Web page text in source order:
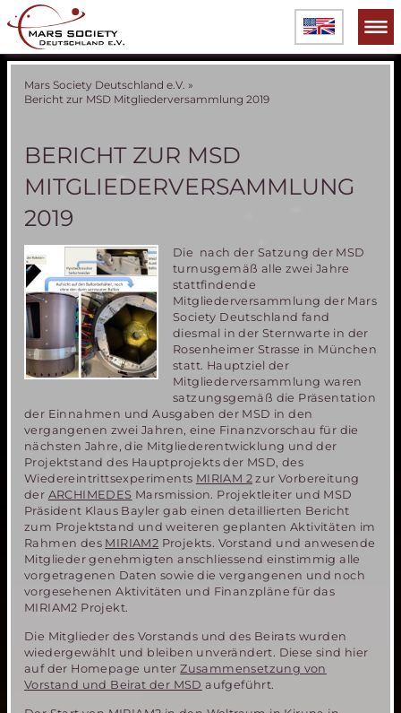
Mars Society Deutschland e.V. »
Bericht zur MSD Mitgliederversammlung 2019
BERICHT ZUR MSD
MITGLIEDERVERSAMMLUNG
2019
Die nach der Satzung der MSD
turnusgemäß alle zwei Jahre
stattfindende
Mitgliederversammlung der Mars
Society Deutschland fand
diesmal in der Sternwarte in der
Rosenheimer Strasse in München
statt. Hauptziel der
Mitgliederversammlung waren
satzungsgemäß die Präsentation
der Einnahmen und Ausgaben der MSD in den
vergangenen zwei Jahren, eine Finanzvorschau für die
nächsten Jahre, die Mitgliederentwicklung und der
Projektstand des Hauptprojekts der MSD, des
Wiedereintrittsexperiments MIRIAM 2 zur Vorbereitung
der ARCHIMEDES Marsmission. Projektleiter und MSD
Präsident Klaus Bayler gab einen detaillierten Bericht
zum Projektstand und weiteren geplanten Aktivitäten im
Rahmen des MIRIAM2 Projekts. Vorstand und anwesende
Mitglieder genehmigten anschliessend einstimmig alle
vorgetragenen Daten sowie die vergangenen und noch
vorgesehenen Aktivitäten und Finanzpläne für das
MIRIAM2 Projekt.
Die Mitglieder des Vorstands und des Beirats wurden
wiedergewählt und bleiben unverändert. Diese sind hier
auf der Homepage unterZusammensetzung von
Vorstand und Beirat der MSD aufgeführt.